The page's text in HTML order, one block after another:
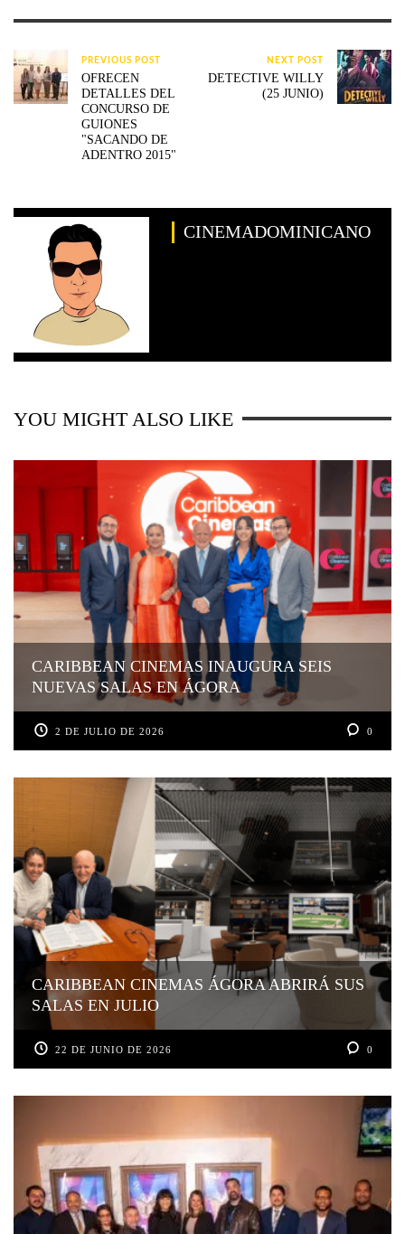
PREVIOUS POST
OFRECEN
DETALLES DEL
CONCURSO DE
GUIONES
"SACANDO DE
ADENTRO 2015"
NEXT POST
DETECTIVE WILLY
(25 JUNIO)
CINEMADOMINICANO
YOU MIGHT ALSO LIKE
CARIBBEAN CINEMAS INAUGURA SEIS
NUEVAS SALAS EN ÁGORA
2 DE JULIO DE 2026 0
CARIBBEAN CINEMAS ÁGORA ABRIRÁ SUS
SALAS EN JULIO
22 DE JUNIO DE 2026 0